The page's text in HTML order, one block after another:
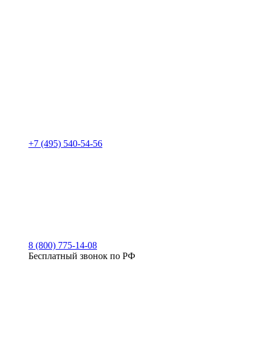
+7 (495) 540-54-56
8 (800) 775-14-08
Бесплатный звонок по РФ